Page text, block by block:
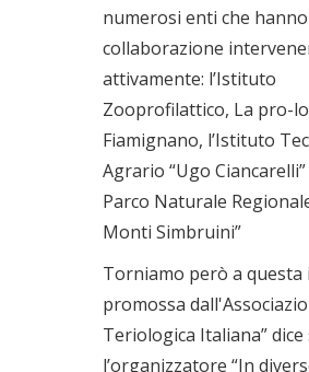
numerosi enti che
collaborazione
attivamente: l’Istituto
Zooprofilattico, La pro-
Fiamignano, l’Istituto
Agrario “Ugo
Parco Naturale
Monti Simbruini”
Torniamo però a questa
promossa
Teriologica Italiana”
l’organizzatore “In